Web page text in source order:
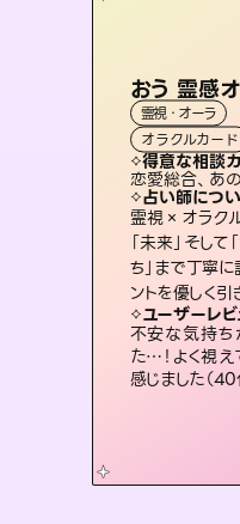
おう 霊感
霊視・オーラ
オラクルカード
得意な相談
恋愛総合、あ
占い師につ
霊視×オラクル
「未来」そし
ち」まで丁寧
ントを優しく引
ユーザーレビ
不安な気持ち
た…！よく視
感じました（
桃源
霊視・オー
スピリチュ
得意な
片想い、
占い師
恋愛のお
係」の相
恋人未満
寧に読み
ユーザ
鑑定して
動すると
とうござ
ア
西
ル
得
恋愛
占
復縁
思い
いこ
紐解
ユー
安心
さな
持ち
連絡再開、
と
ら
し